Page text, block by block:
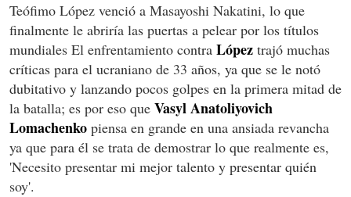
Teófimo López venció a Masayoshi Nakatini, lo que
finalmente le abriría las puertas a pelear por los títulos
mundiales El enfrentamiento contra López trajó muchas
críticas para el ucraniano de 33 años, ya que se le notó
dubitativo y lanzando pocos golpes en la primera mitad de
la batalla; es por eso que Vasyl Anatoliyovich
Lomachenko piensa en grande en una ansiada revancha
ya que para él se trata de demostrar lo que realmente es,
'Necesito presentar mi mejor talento y presentar quién
soy'.